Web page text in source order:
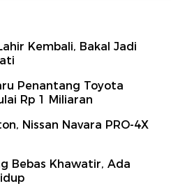
Kembali, Bakal Jadi
Penantang Toyota
Rp 1 Miliaran
Nissan Navara PRO-4X
Bebas Khawatir, Ada